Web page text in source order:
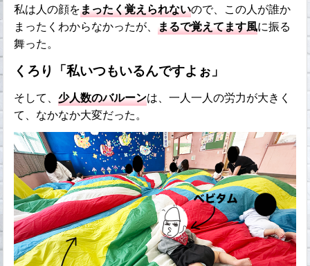
私は人の顔をまったく覚えられないので、この人が誰か
まったくわからなかったが、まるで覚えてます風に振る
舞った。
くろり「私いつもいるんですよぉ」
そして、少人数のバルーンは、一人一人の労力が大きく
て、なかなか大変だった。